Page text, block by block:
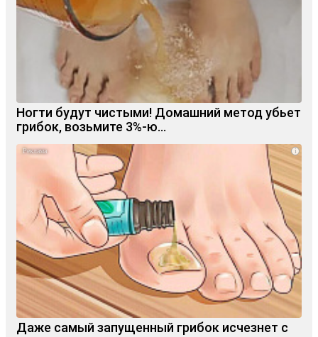
Ногти будут чистыми! Домашний метод убьет
грибок, возьмите 3%-ю…
i
Даже самый запущенный грибок исчезнет с